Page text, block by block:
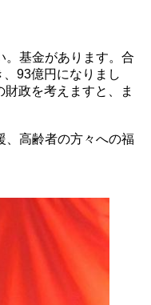
基金があります。合
93億円になりまし
政を考えますと、ま
高齢者の方々への福